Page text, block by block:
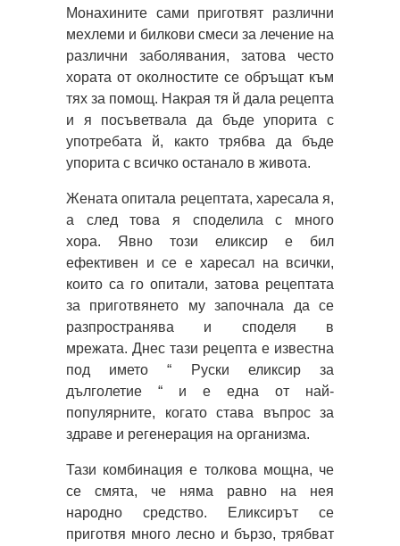
Монахините сами приготвят различни
мехлеми и билкови смеси за лечение на
различни заболявания, затова често
хората от околностите се обръщат към
тях за помощ. Накрая тя й дала рецепта
и я посъветвала да бъде упорита с
употребата й, както трябва да бъде
упорита с всичко останало в живота.
Жената опитала рецептата, харесала я,
а след това я споделила с много
хора. Явно този еликсир е бил
ефективен и се е харесал на всички,
които са го опитали, затова рецептата
за приготвянето му започнала да се
разпространява и споделя в
мрежата. Днес тази рецепта е известна
под името “ Руски еликсир за
дълголетие “ и е една от най-
популярните, когато става въпрос за
здраве и регенерация на организма.
Тази комбинация е толкова мощна, че
се смята, че няма равно на нея
народно средство. Еликсирът се
приготвя много лесно и бързо, трябват